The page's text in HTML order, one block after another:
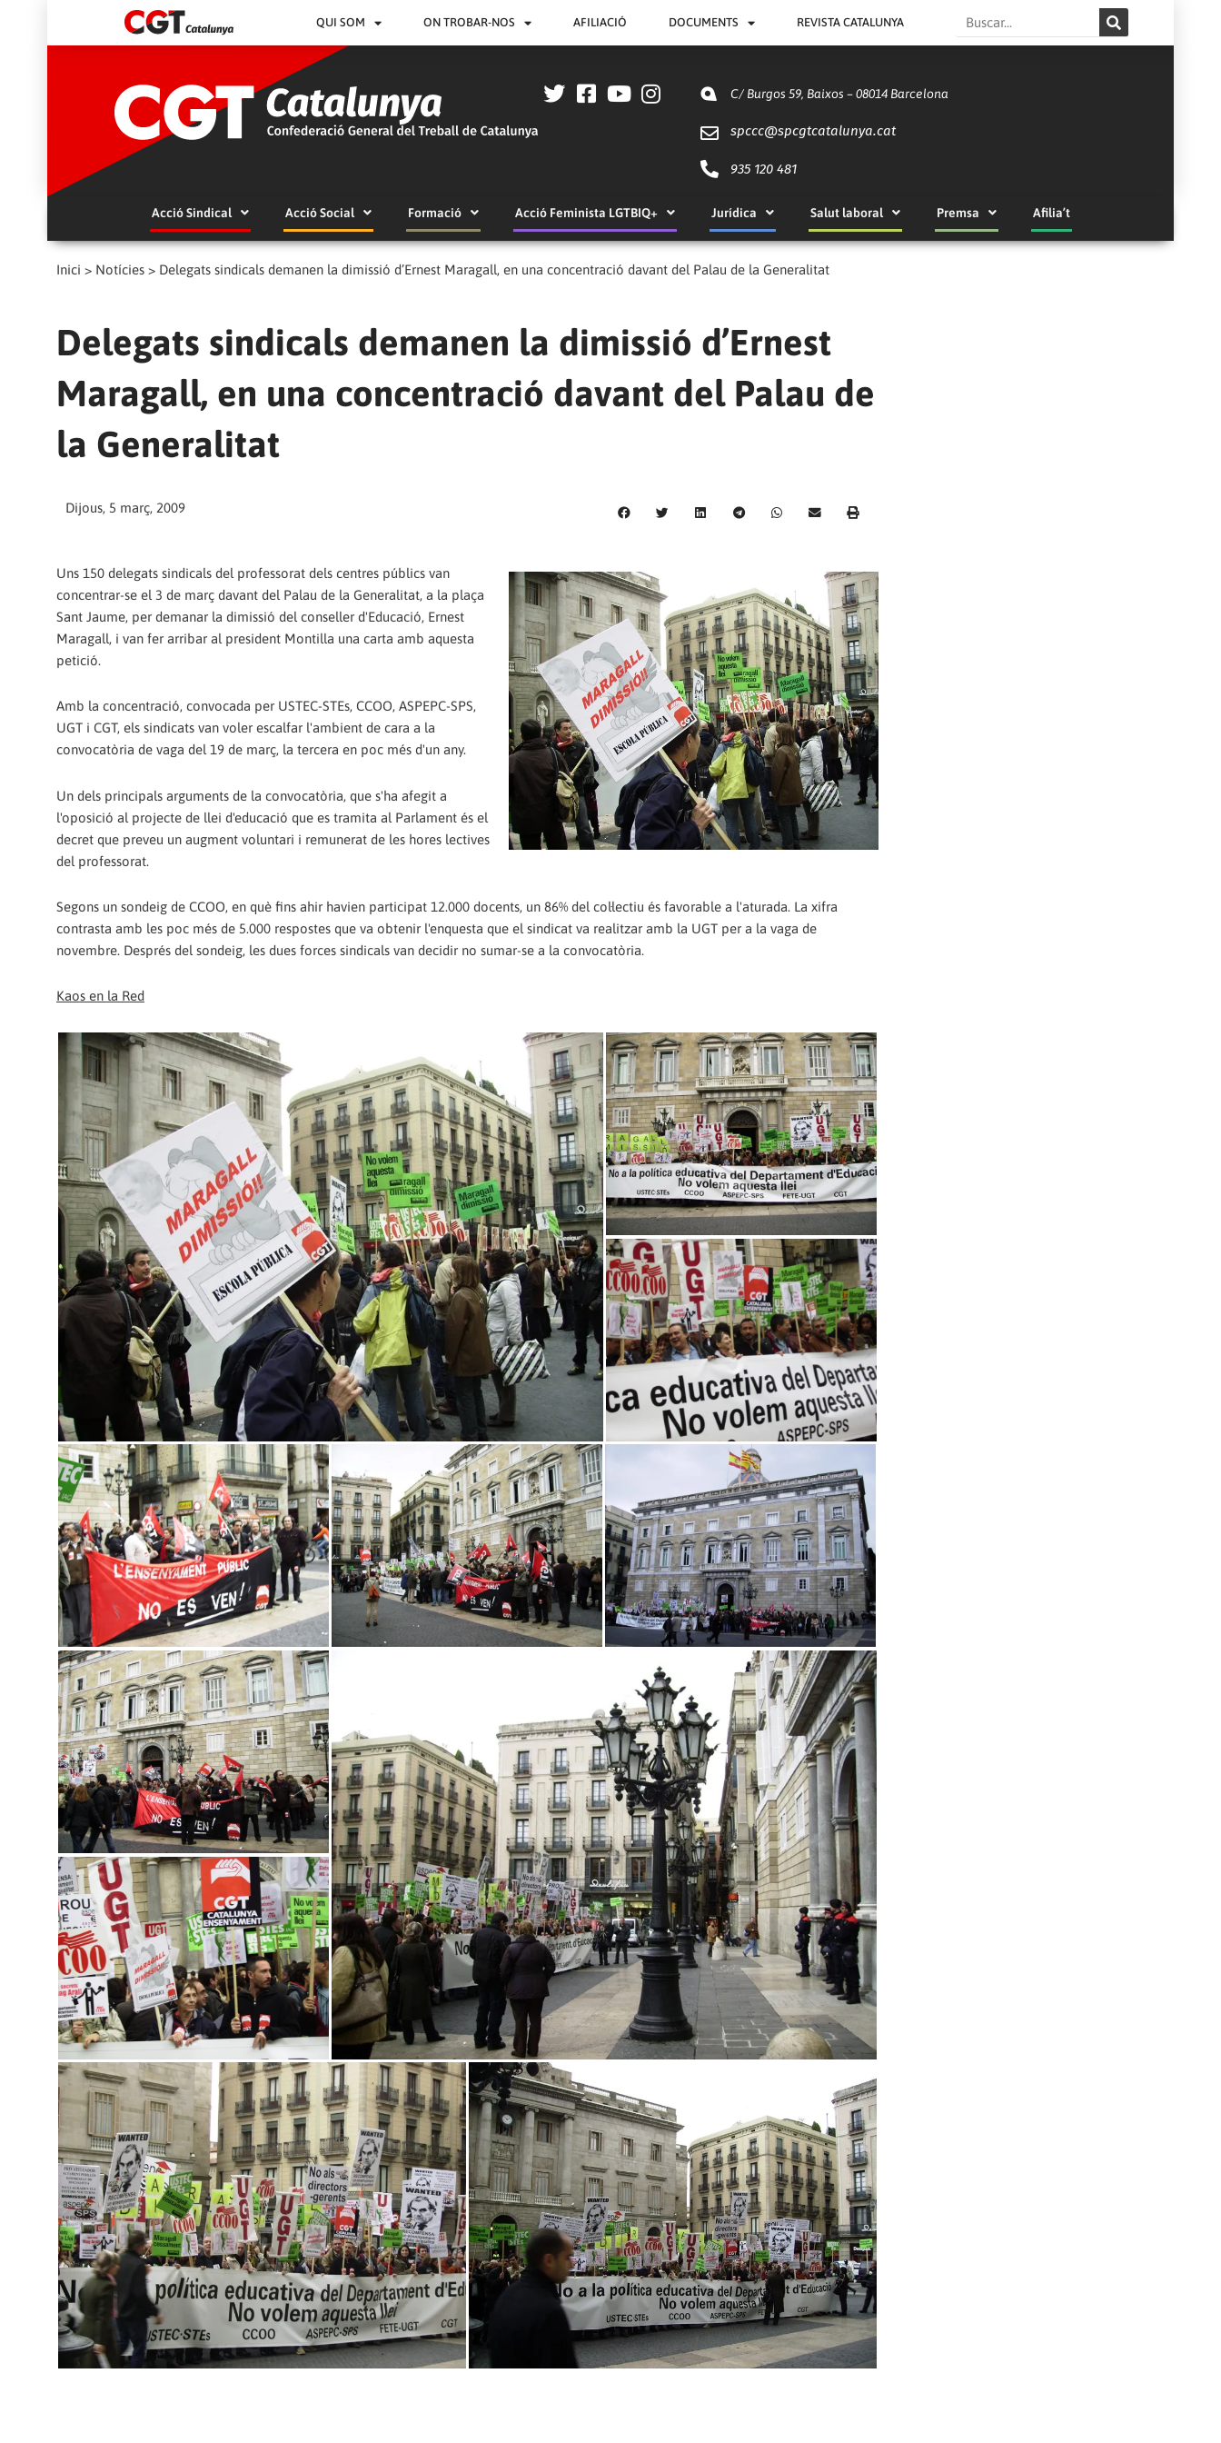
QUI SOM ON TROBAR-NOS AFILIACIÓ DOCUMENTS REVISTA CATALUNYA Search
C/ Burgos 59, Baixos – 08014 Barcelona
spccc@spcgtcatalunya.cat
935 120 481
Acció Sindical Acció Social Formació Acció Feminista LGTBIQ+ Jurídica Salut laboral Premsa Afilia’t
Inici > Notícies > Delegats sindicals demanen la dimissió d’Ernest Maragall, en una concentració davant del Palau de la Generalitat
Delegats sindicals demanen la dimissió d’Ernest
Maragall, en una concentració davant del Palau de
la Generalitat
Dijous, 5 març, 2009
Uns 150 delegats sindicals del professorat dels centres públics van
concentrar-se el 3 de març davant del Palau de la Generalitat, a la plaça
Sant Jaume, per demanar la dimissió del conseller d'Educació, Ernest
Maragall, i van fer arribar al president Montilla una carta amb aquesta
petició.
Amb la concentració, convocada per USTEC-STEs, CCOO, ASPEPC-SPS,
UGT i CGT, els sindicats van voler escalfar l'ambient de cara a la
convocatòria de vaga del 19 de març, la tercera en poc més d'un any.
Un dels principals arguments de la convocatòria, que s'ha afegit a
l'oposició al projecte de llei d'educació que es tramita al Parlament és el
decret que preveu un augment voluntari i remunerat de les hores lectives
del professorat.
Segons un sondeig de CCOO, en què fins ahir havien participat 12.000 docents, un 86% del col·lectiu és favorable a l'aturada. La xifra
contrasta amb les poc més de 5.000 respostes que va obtenir l'enquesta que el sindicat va realitzar amb la UGT per a la vaga de
novembre. Després del sondeig, les dues forces sindicals van decidir no sumar-se a la convocatòria.
Kaos en la Red